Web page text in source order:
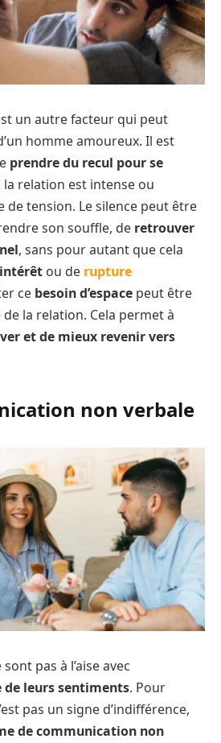
un autre facteur qui peut
homme amoureux. Il est
prendre du recul pour se
relation est intense ou
de tension. Le silence peut être
son souffle, de retrouver
, sans pour autant que cela
ou de rupture
ce besoin d’espace peut être
la relation. Cela permet à
et de mieux revenir vers
non verbale
pas à l’aise avec
de leurs sentiments. Pour
pas un signe d’indifférence,
de communication non